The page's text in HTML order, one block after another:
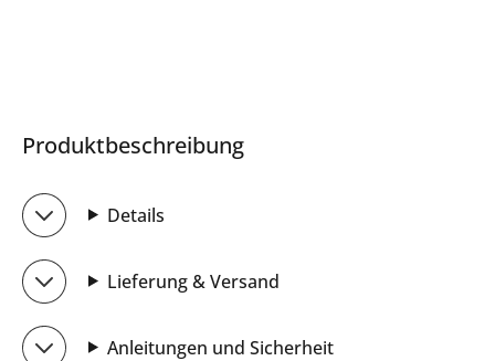
Produktbeschreibung
Details
Lieferung & Versand
Anleitungen und Sicherheit